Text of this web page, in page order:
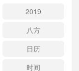
2019
八方
日历
时间